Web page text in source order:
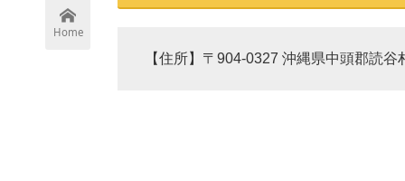
Home
【住所】〒904-0327 沖縄県中頭郡読谷